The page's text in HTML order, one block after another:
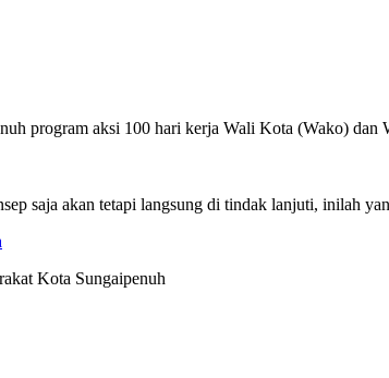
program aksi 100 hari kerja Wali Kota (Wako)
saja akan tetapi langsung di tindak lanjuti, inilah
Kota Sungaipenuh